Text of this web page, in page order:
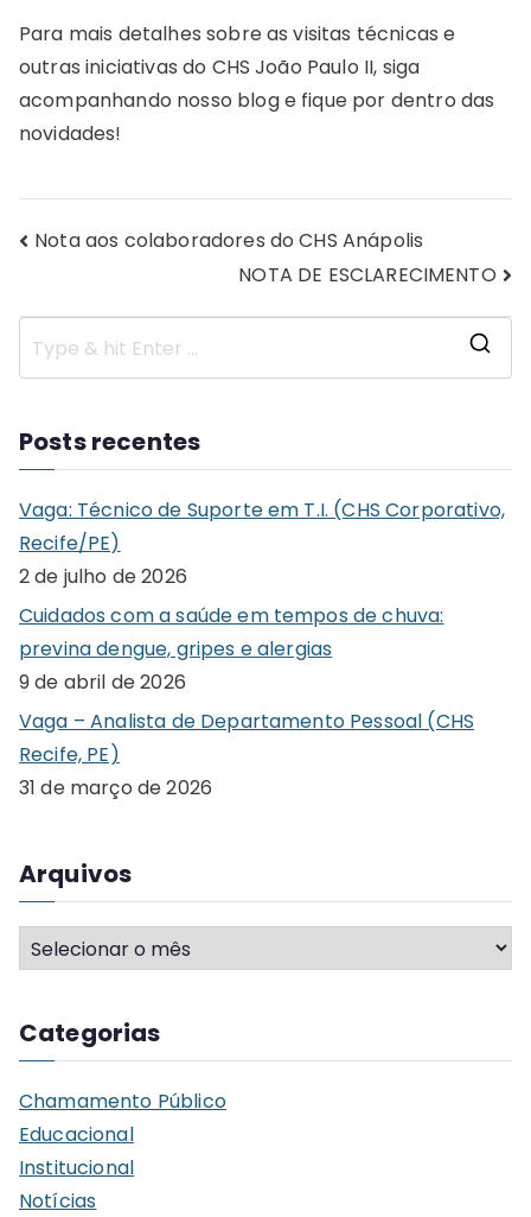
Para mais detalhes sobre as visitas técnicas e
outras iniciativas do CHS João Paulo II, siga
acompanhando nosso blog e fique por dentro das
novidades!
Navegação
Post
Nota aos colaboradores do CHS Anápolis
NOTA DE ESCLARECIMENTO
r
Posts recentes
Vaga: Técnico de Suporte em T.I. (CHS Corporativo,
Recife/PE)
2 de julho de 2026
Cuidados com a saúde em tempos de chuva:
previna dengue, gripes e alergias
9 de abril de 2026
Vaga – Analista de Departamento Pessoal (CHS
Recife, PE)
31 de março de 2026
Arquivos
A
r
u
v
o
s
Categorias
Chamamento Público
Educacional
Institucional
Notícias